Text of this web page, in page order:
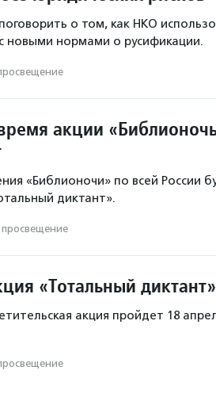
о том, как НКО
новыми нормами о русификации.
акции
«Библионочи» по всей России
диктант».
просвещение
«Тотальный диктант»
акция пройдет 18